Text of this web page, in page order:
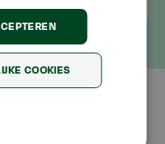
COOKIES